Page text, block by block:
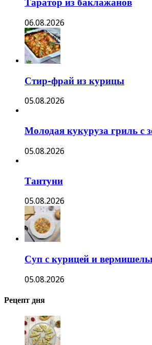
Таратор из баклажанов
06.08.2026
Стир-фрай из курицы
05.08.2026
Молодая кукуруза гриль с
05.08.2026
Тантуни
05.08.2026
Суп с курицей и
05.08.2026
Рецепт дня